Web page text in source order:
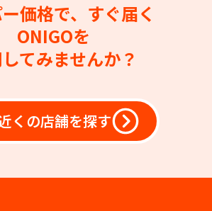
価格で、すぐ届く
ONIGOを
てみませんか？
くの店舗を探す